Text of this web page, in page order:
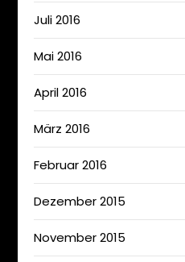
Juli 2016
Mai 2016
April 2016
März 2016
Februar 2016
Dezember 2015
November 2015